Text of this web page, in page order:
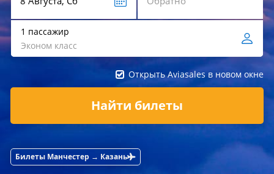
1 пассажир
Эконом класс
Открыть Aviasales в новом окне
Найти билеты
Билеты Манчестер → Казань